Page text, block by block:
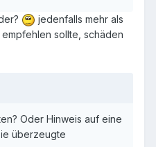
jedenfalls mehr als
sollte, schäden
Oder Hinweis auf eine
überzeugte